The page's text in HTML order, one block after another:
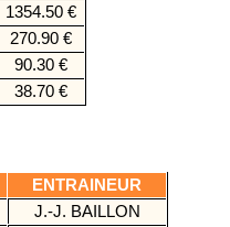
1354.50 €
270.90 €
90.30 €
38.70 €
ENTRAINEUR
J.-J. BAILLON